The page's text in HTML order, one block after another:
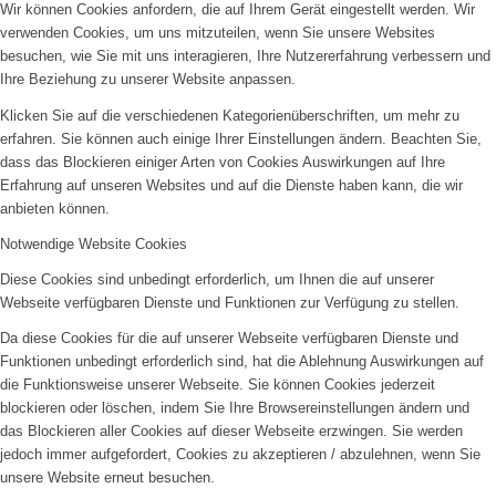
Wir können Cookies anfordern, die auf Ihrem Gerät eingestellt werden. Wir
verwenden Cookies, um uns mitzuteilen, wenn Sie unsere Websites
besuchen, wie Sie mit uns interagieren, Ihre Nutzererfahrung verbessern und
Ihre Beziehung zu unserer Website anpassen.
Klicken Sie auf die verschiedenen Kategorienüberschriften, um mehr zu
erfahren. Sie können auch einige Ihrer Einstellungen ändern. Beachten Sie,
dass das Blockieren einiger Arten von Cookies Auswirkungen auf Ihre
Erfahrung auf unseren Websites und auf die Dienste haben kann, die wir
anbieten können.
Notwendige Website Cookies
Diese Cookies sind unbedingt erforderlich, um Ihnen die auf unserer
Webseite verfügbaren Dienste und Funktionen zur Verfügung zu stellen.
Da diese Cookies für die auf unserer Webseite verfügbaren Dienste und
Funktionen unbedingt erforderlich sind, hat die Ablehnung Auswirkungen auf
die Funktionsweise unserer Webseite. Sie können Cookies jederzeit
blockieren oder löschen, indem Sie Ihre Browsereinstellungen ändern und
das Blockieren aller Cookies auf dieser Webseite erzwingen. Sie werden
jedoch immer aufgefordert, Cookies zu akzeptieren / abzulehnen, wenn Sie
unsere Website erneut besuchen.